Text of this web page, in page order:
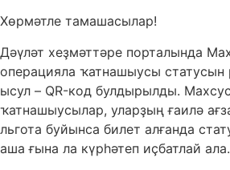
Хөрмәтле тамашасылар!
Дәүләт хеҙмәттәре порталында
операцияла ҡатнашыусы статусын
ысул – QR-код булдырылды.
ҡатнашыусылар, уларҙың ғаилә
льгота буйынса билет алғанда
аша ғына ла күрһәтеп иҫбатлай ала.